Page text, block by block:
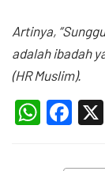
Artinya,
adalah ibadah
(HR Muslim).